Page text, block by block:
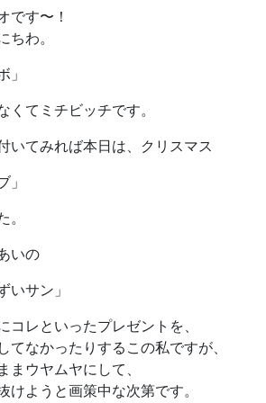
です〜！
ちわ。
」
くてミチビッチです。
いてみれば本日は、クリスマス
」
。
いの
いサン」
コレといったプレゼントを、
てなかったりするこの私ですが、
まウヤムヤにして、
けようと画策中な次第です。